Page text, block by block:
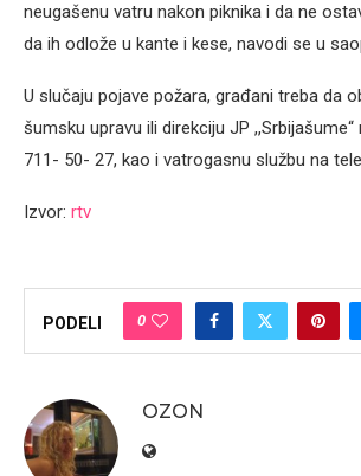
neugašenu vatru nakon piknika i da ne
da ih odlože u kante i kese, navodi se u
U slučaju pojave požara, građani treba da
šumsku upravu ili direkciju JP ,,Srbijašume“
711- 50- 27, kao i vatrogasnu službu na
Izvor: rtv
PODELI 0
OZON